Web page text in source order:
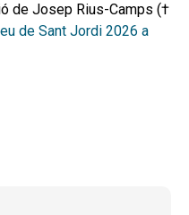
de Josep Rius-Camps (†
de Sant Jordi 2026 a